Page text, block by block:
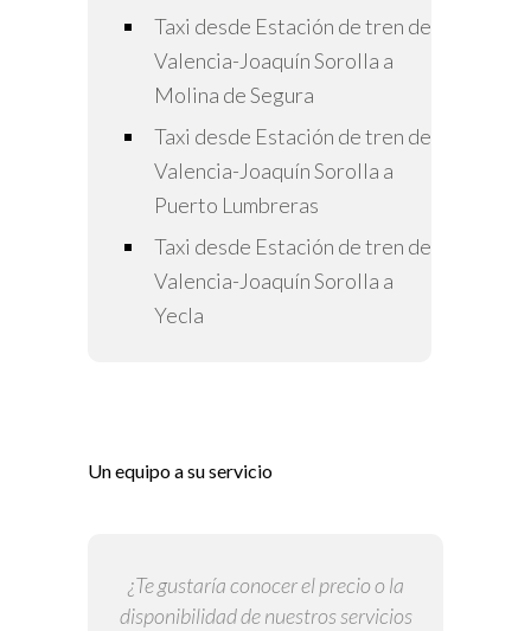
Taxi desde Estación de tren de
Valencia-Joaquín Sorolla a
Molina de Segura
Taxi desde Estación de tren de
Valencia-Joaquín Sorolla a
Puerto Lumbreras
Taxi desde Estación de tren de
Valencia-Joaquín Sorolla a
Yecla
Un equipo a su servicio
¿Te gustaría conocer el precio o la
disponibilidad de nuestros servicios